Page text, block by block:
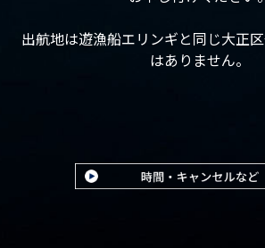
出航地は遊漁船エリンギと同じ大正
はありません。